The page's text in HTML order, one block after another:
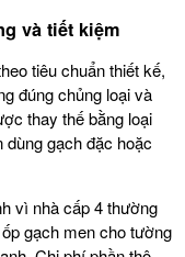
và tiết kiệm
tiêu chuẩn thiết kế,
đúng chủng loại và
thay thế bằng loại
gạch đặc hoặc
vì nhà cấp 4 thường
gạch men cho tường